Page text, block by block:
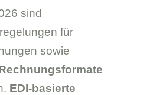
sind
für
sowie
EDI-basierte